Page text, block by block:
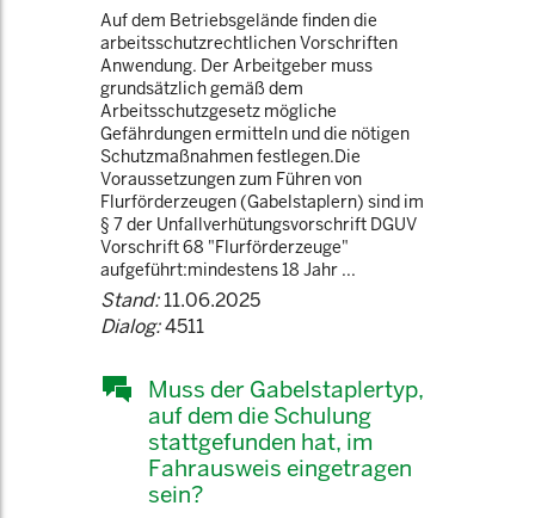
Auf dem Betriebsgelände finden die
arbeitsschutzrechtlichen Vorschriften
Anwendung. Der Arbeitgeber muss
grundsätzlich gemäß dem
Arbeitsschutzgesetz mögliche
Gefährdungen ermitteln und die nötigen
Schutzmaßnahmen festlegen.Die
Voraussetzungen zum Führen von
Flurförderzeugen (Gabelstaplern) sind im
§ 7 der Unfallverhütungsvorschrift DGUV
Vorschrift 68 "Flurförderzeuge"
aufgeführt:mindestens 18 Jahr ...
Stand:11.06.2025
Dialog:4511
Muss der Gabelstaplertyp,
auf dem die Schulung
stattgefunden hat, im
Fahrausweis eingetragen
sein?